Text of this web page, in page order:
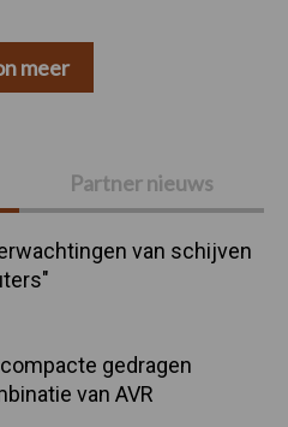
Partner nieuws
van schijven
gedragen
van AVR
meer